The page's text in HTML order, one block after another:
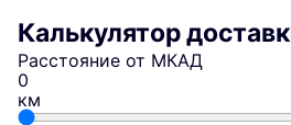
Калькулятор
Расстояние от МКАД
км